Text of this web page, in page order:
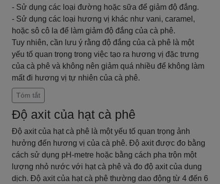
- Sử dụng các loại đường hoặc sữa để giảm độ đắng.
- Sử dụng các loại hương vị khác như vani, caramel,
hoặc sô cô la để làm giảm độ đắng của cà phê.
Tuy nhiên, cần lưu ý rằng độ đắng của cà phê là một
yếu tố quan trọng trong việc tạo ra hương vị đặc trưng
của cà phê và không nên giảm quá nhiều để không làm
mất đi hương vị tự nhiên của cà phê.
Tóm tắt
Độ axit của hạt cà phê
Độ axit của hạt cà phê là một yếu tố quan trọng ảnh
hưởng đến hương vị của cà phê. Độ axit được đo bằng
cách sử dụng pH-metre hoặc bằng cách pha trộn một
lượng nhỏ nước với hạt cà phê và đo độ axit của dung
dịch. Độ axit của hạt cà phê thường dao động từ 4 đến 6